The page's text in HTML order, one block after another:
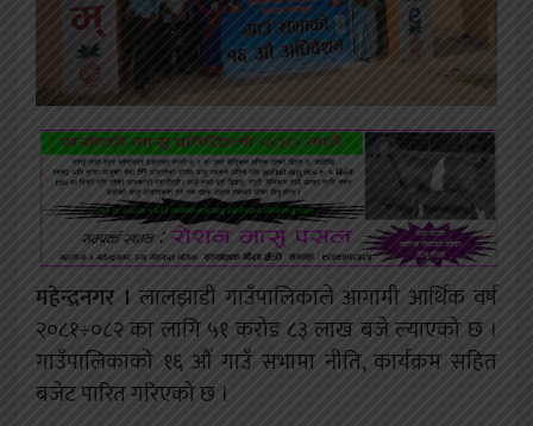
महेन्द्रनगर । लालझाडी गाउँपालिकाले आगामी आर्थिक वर्ष
२०८१÷०८२ का लागि ५१ करोड ८३ लाख बजे ल्याएको छ ।
गाउँपालिकाको १६ औं गाउँ सभामा नीति, कार्यक्रम सहित
बजेट पारित गरिएको छ ।